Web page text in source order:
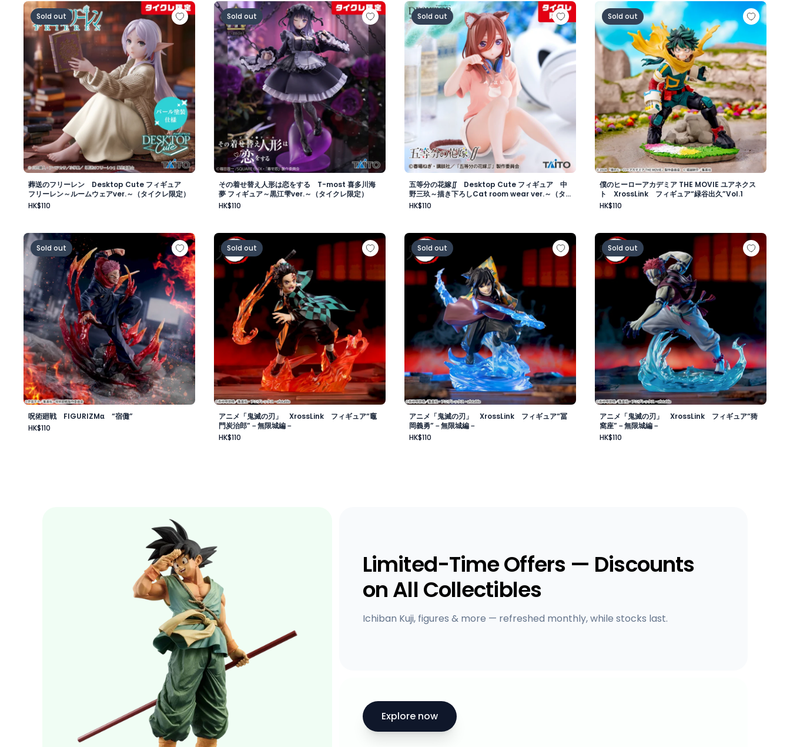
葬送のフリーレン Desktop Cute フィギュア フリーレン～ルームウェアver.～（タイクレ限定）
Sold out
葬送のフリーレン Desktop Cute フィギュア
フリーレン～ルームウェアver.～（タイクレ限定）
HK$110
その着せ替え人形は恋をする T-most 喜多川海夢 フィギュア～黒江雫ver.～（タイクレ限定）
Sold out
その着せ替え人形は恋をする T-most 喜多川海
夢 フィギュア～黒江雫ver.～（タイクレ限定）
HK$110
五等分の花嫁∬ Desktop Cute フィギュア 中野三玖～描き下ろしCat room wear ver.
Sold out
五等分の花嫁∬ Desktop Cute フィギュア 中
野三玖～描き下ろしCat room wear ver.～（タ
イクレ限定）
HK$110
僕のヒーローアカデミア THE MOVIE ユア
Sold out
僕のヒーローアカデミア THE MOVIE ユアネクス
ト XrossLink フィギュア“緑谷出久”Vol.1
HK$110
呪術廻戦 FIGURIZMα “宿儺”
Sold out
呪術廻戦 FIGURIZMα “宿儺”
HK$110
アニメ「鬼滅の刃」 XrossLink フィギュア“竈門炭治郎”－無限城編－
Sold out
アニメ「鬼滅の刃」 XrossLink フィギュア“竈
門炭治郎”－無限城編－
HK$110
アニメ「鬼滅の刃」 XrossLink フィギュア“冨岡義勇”－無限城編－
Sold out
アニメ「鬼滅の刃」 XrossLink フィギュア“冨
岡義勇”－無限城編－
HK$110
アニメ「鬼滅の刃」 XrossLink フィギュア“
Sold out
アニメ「鬼滅の刃」 XrossLink フィギュア“猗
窩座”－無限城編－
HK$110
Limited-Time Offers — Discounts
on All Collectibles
Ichiban Kuji, figures & more — refreshed monthly, while stocks last.
Explore now